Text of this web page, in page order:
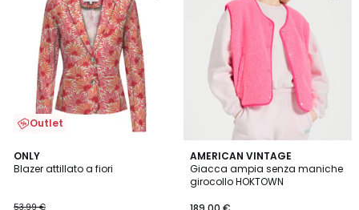
Outlet
ONLY
Blazer attillato a fiori
53,99 €
4,5
/ 5
2
Colori
AMERICAN VINTAGE
Giacca ampia senza maniche
girocollo HOKTOWN